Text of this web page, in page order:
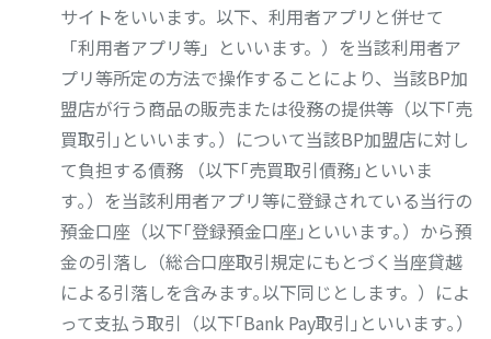
サイトをいいます。以下、利用者アプリと併せて
「利用者アプリ等」といいます。）を当該利用者ア
プリ等所定の方法で操作することにより、当該BP加
盟店が行う商品の販売または役務の提供等（以下｢売
買取引｣といいます｡）について当該BP加盟店に対し
て負担する債務 （以下｢売買取引債務｣といいま
す｡）を当該利用者アプリ等に登録されている当行の
預金口座（以下｢登録預金口座｣といいます｡）から預
金の引落し（総合口座取引規定にもとづく当座貸越
による引落しを含みます｡以下同じとします。）によ
って支払う取引（以下｢Bank Pay取引｣といいます｡）